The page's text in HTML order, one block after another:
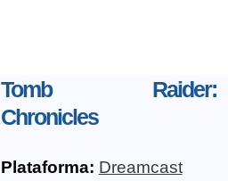
Tomb Raider:
Chronicles
Plataforma: Dreamcast